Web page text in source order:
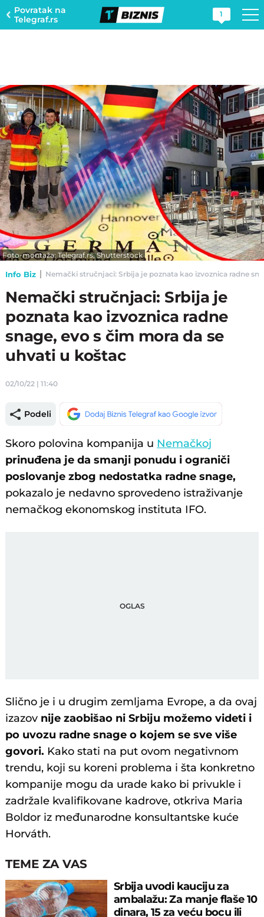
Povratak na
Telegraf.rs
1
Foto-montaža: Telegraf.rs, Shutterstock
Info Biz Nemački stručnjaci: Srbija je poznata kao izvoznica radne
Nemački stručnjaci: Srbija je
poznata kao izvoznica radne
snage, evo s čim mora da se
uhvati u koštac
02/10/22 | 11:40
Podeli
Skoro polovina kompanija u Nemačkoj
prinuđena je da smanji ponudu i ograniči
poslovanje zbog nedostatka radne snage,
pokazalo je nedavno sprovedeno istraživanje
nemačkog ekonomskog instituta IFO.
Slično je i u drugim zemljama Evrope, a da ovaj
izazov nije zaobišao ni Srbiju možemo videti i
po uvozu radne snage o kojem se sve više
govori. Kako stati na put ovom negativnom
trendu, koji su koreni problema i šta konkretno
kompanije mogu da urade kako bi privukle i
zadržale kvalifikovane kadrove, otkriva Maria
Boldor iz međunarodne konsultantske kuće
Horváth.
TEME ZA VAS
Srbija uvodi kauciju za
ambalažu: Za manje flaše 10
dinara, 15 za veću bocu ili